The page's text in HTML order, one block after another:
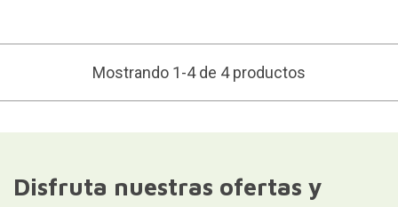
Mostrando 1-4 de 4 productos
Disfruta nuestras ofertas y